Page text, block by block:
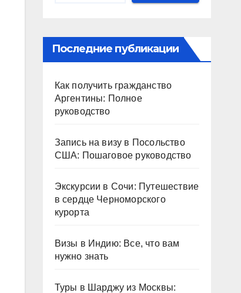
Последние публикации
Как получить гражданство
Аргентины: Полное
руководство
Запись на визу в Посольство
США: Пошаговое руководство
Экскурсии в Сочи: Путешествие
в сердце Черноморского
курорта
Визы в Индию: Все, что вам
нужно знать
Туры в Шарджу из Москвы: